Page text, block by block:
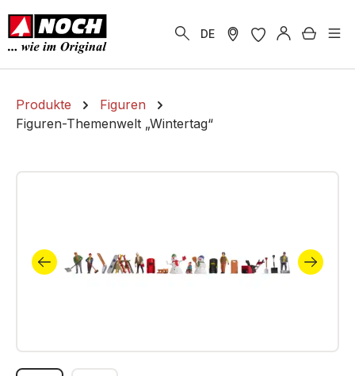
springen
DE
Produkte
Figuren
Figuren-Themenwelt „Wintertag“
Bildergalerie überspringen